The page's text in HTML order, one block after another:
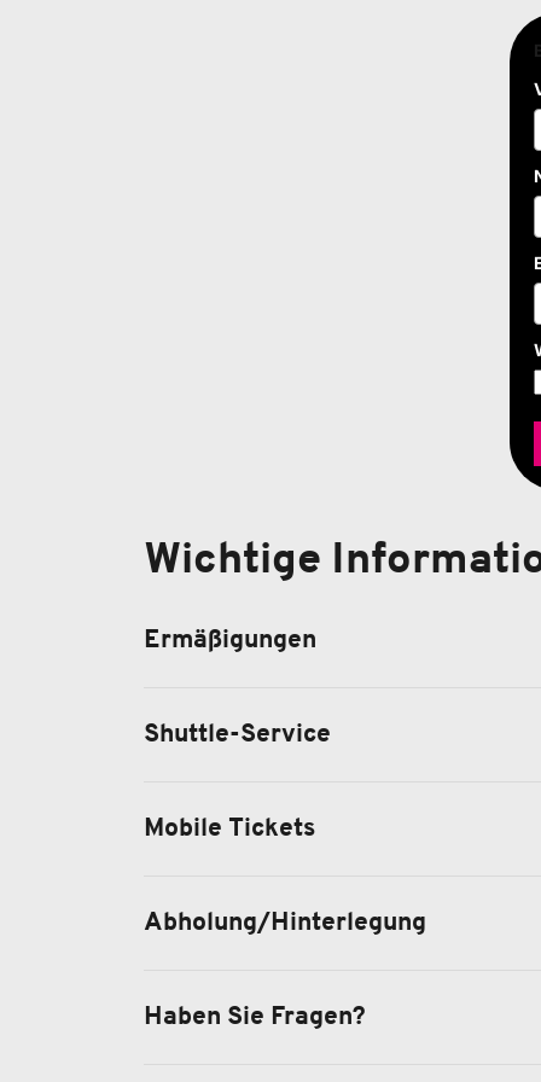
Wichtige
Ermäßigungen
Shuttle-Service
Mobile Tickets
Abholung/Hinterlegung
Haben Sie Fragen?